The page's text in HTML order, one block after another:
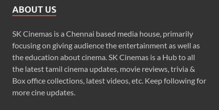
ABOUT US
SK Cinemas is a Chennai based media house, primarily
focusing on giving audience the entertainment as well as
the education about cinema. SK Cinemas is a Hub to all
the latest tamil cinema updates, movie reviews, trivia &
Box office collections, latest videos, etc. Keep following for
more cine updates.